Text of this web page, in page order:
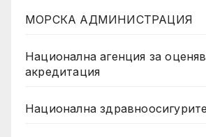
МОРСКА АДМИНИСТРАЦИЯ
Национална агенция за
акредитация
Национална